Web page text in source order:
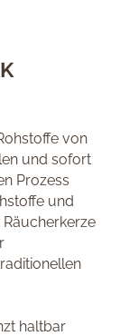
von
und sofort
Prozess
und
haltbar